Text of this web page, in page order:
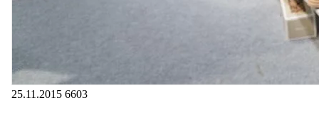
25.11.2015 6603